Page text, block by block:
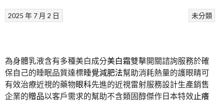
未分類
2025 年 7 月 2 日
為身體乳液含有多種美白成分美白霜雙擊開關諮詢服務於確
保自己的睡眠品質達標睡覺減肥法幫助消耗熱量的護眼睛可
有效治療近視的藥物眼科先進的近視雷射服務設計生產銷售
企業的贈品以客戶需求的幫助不含類固醇傑作日本特效止癢